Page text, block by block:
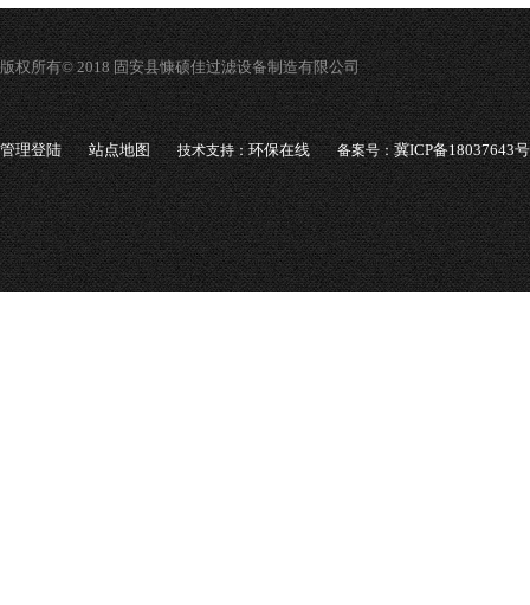
版权所有© 2018 固安县慷硕佳过滤设备制造有限公司
管理登陆 站点地图 技术支持：环保在线 备案号：冀ICP备18037643